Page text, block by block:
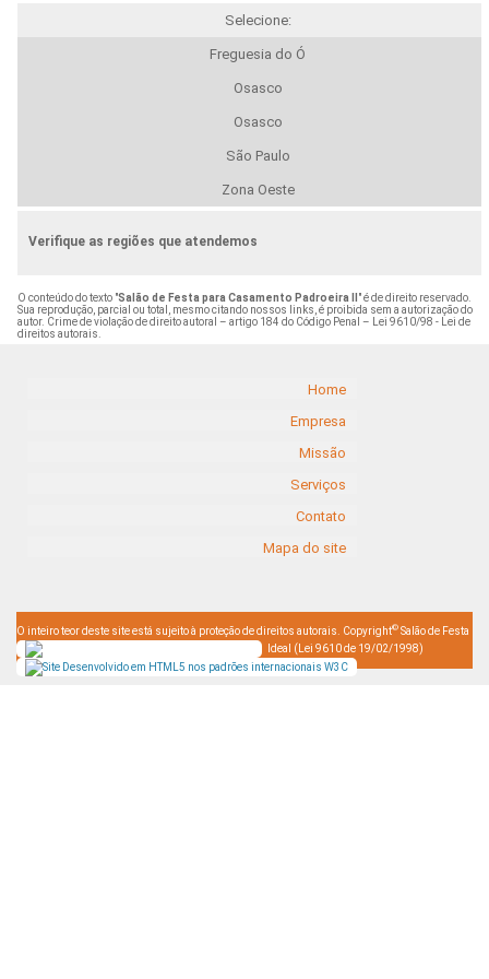
Selecione:
Freguesia do Ó
Osasco
Osasco
São Paulo
Zona Oeste
Verifique as regiões que atendemos
O conteúdo do texto "Salão de Festa para Casamento Padroeira II
" é de direito reservado.
Sua reprodução, parcial ou total, mesmo citando nossos links, é proibida sem a autorização do
autor. Crime de violação de direito autoral – artigo 184 do Código Penal –
Lei 9610/98 - Lei de
direitos autorais
Home
Empresa
Missão
Serviços
Contato
Mapa do site
O inteiro teor deste site está sujeito à proteção de direitos autorais. Copyright© Salão de Festa
Ideal (Lei 9610 de 19/02/1998)